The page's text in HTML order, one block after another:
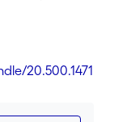
20.500.1471